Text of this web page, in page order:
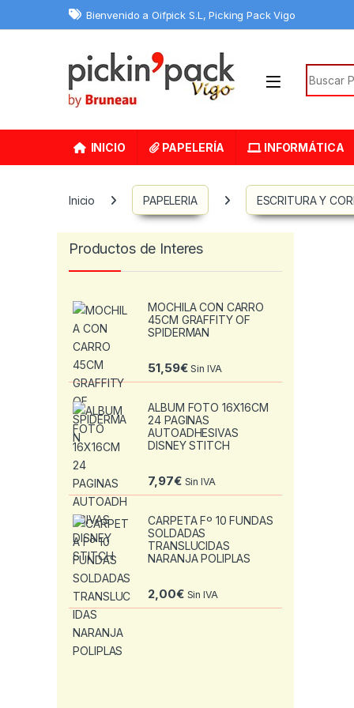
Skip to navigation
Skip to content Bienvenido a Oifpick S.L, Picking Pack Vigo
Search
INICIO PAPELERÍA INFORMÁTICA
Inicio PAPELERIA ESCRITURA Y
Productos de Interes
MOCHILA CON CARRO
45CM GRAFFITY OF
SPIDERMAN
51,59€ Sin IVA
ALBUM FOTO 16X16CM
24 PAGINAS
AUTOADHESIVAS
DISNEY STITCH
7,97€ Sin IVA
CARPETA Fº 10 FUNDAS
SOLDADAS
TRANSLUCIDAS
NARANJA POLIPLAS
2,00€ Sin IVA